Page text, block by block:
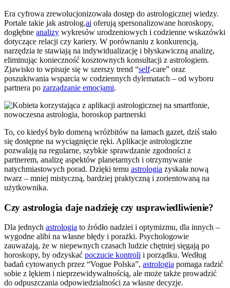
Era cyfrowa zrewolucjonizowała dostęp do astrologicznej wiedzy.
Portale takie jak astrolog.ai oferują spersonalizowane horoskopy,
dogłębne analizy wykresów urodzeniowych i codzienne wskazówki
dotyczące relacji czy kariery. W porównaniu z konkurencją,
narzędzia te stawiają na indywidualizację i błyskawiczną analizę,
eliminując konieczność kosztownych konsultacji z astrologiem.
Zjawisko to wpisuje się w szerszy trend “self-care” oraz
poszukiwania wsparcia w codziennych dylematach – od wyboru
partnera po zarządzanie emocjami.
To, co kiedyś było domeną wróżbitów na łamach gazet, dziś stało
się dostępne na wyciągnięcie ręki. Aplikacje astrologiczne
pozwalają na regularne, szybkie sprawdzanie zgodności z
partnerem, analizę aspektów planetarnych i otrzymywanie
natychmiastowych porad. Dzięki temu astrologia zyskała nową
twarz – mniej mistyczną, bardziej praktyczną i zorientowaną na
użytkownika.
Czy astrologia daje nadzieję czy usprawiedliwienie?
Dla jednych astrologia to źródło nadziei i optymizmu, dla innych –
wygodne alibi na własne błędy i porażki. Psychologowie
zauważają, że w niepewnych czasach ludzie chętniej sięgają po
horoskopy, by odzyskać poczucie kontroli i porządku. Według
badań cytowanych przez “Vogue Polska”, astrologia pomaga radzić
sobie z lękiem i nieprzewidywalnością, ale może także prowadzić
do odpuszczania odpowiedzialności za własne decyzje.